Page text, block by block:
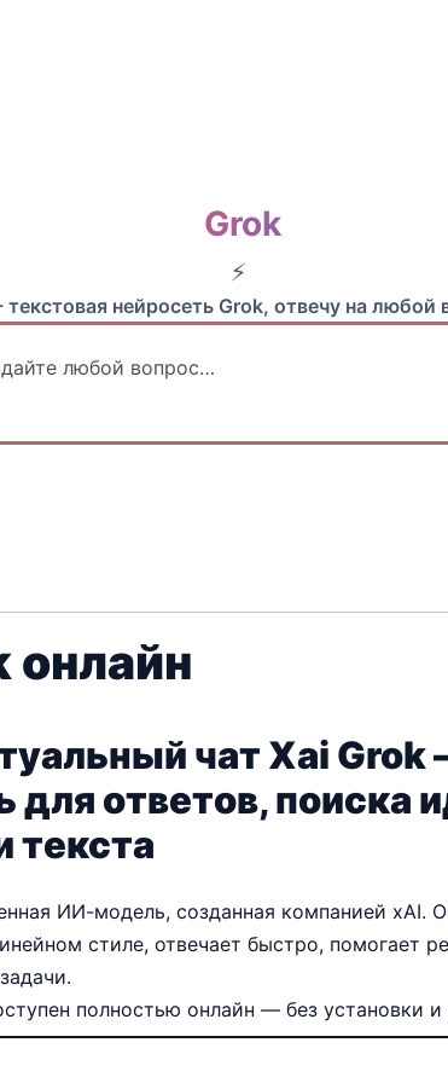
Grok
нейросеть Grok, отвечу на любой
онлайн
чат Xai
для ответов, поиска
текста
ИИ-модель, созданная компанией xAI.
стиле, отвечает быстро, помогает
полностью онлайн — без установки и